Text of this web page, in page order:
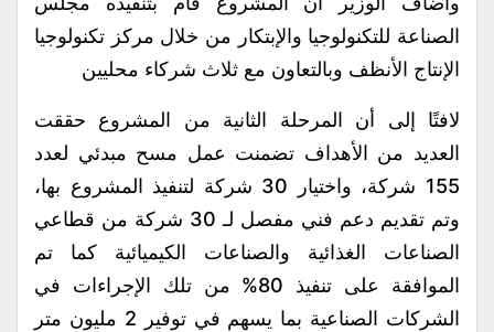
الصناعة للتكنولوجيا والإبتكار من خلال مركز تكنولوجيا
الإنتاج الأنظف وبالتعاون مع ثلاث شركاء محليين
لافتًا إلى أن المرحلة الثانية من المشروع حققت
العديد من الأهداف تضمنت عمل مسح مبدئي لعدد
155 شركة، واختيار 30 شركة لتنفيذ المشروع بها،
وتم تقديم دعم فني مفصل لـ 30 شركة من قطاعي
الصناعات الغذائية والصناعات الكيميائية كما تم
الموافقة على تنفيذ 80% من تلك الإجراءات في
الشركات الصناعية بما يسهم في توفير 2 مليون متر